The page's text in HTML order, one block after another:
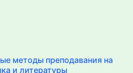
методы преподавания на
и литературы